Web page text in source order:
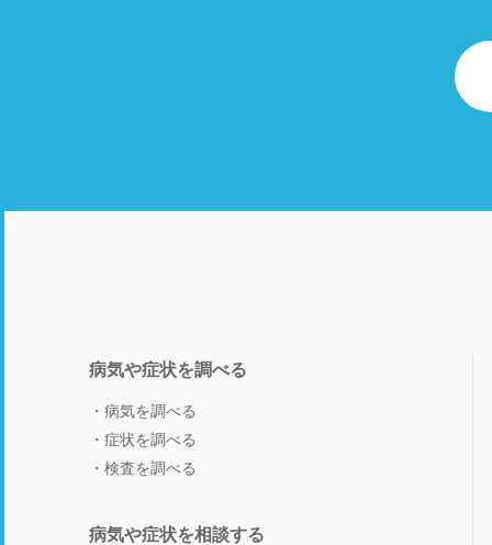
病気や症状を調べる
病気を調べる
症状を調べる
検査を調べる
病気や症状を相談する